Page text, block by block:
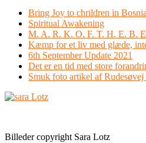
Bring Joy to chrildren in
Spiritual Awakening
M. A. R. K. O. F. T. H. E. B.
Kæmp for et liv med glæde,
6th September Update 2021
Det er en tid med store
Smuk foto artikel af
Billeder copyright Sara Lotz